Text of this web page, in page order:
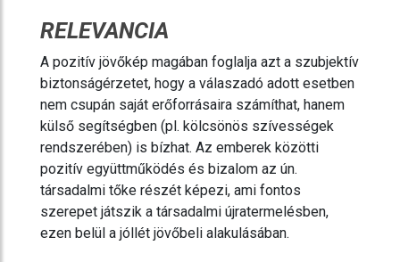
RELEVANCIA
A pozitív jövőkép magában foglalja azt a szubjektív
biztonságérzetet, hogy a válaszadó adott esetben
nem csupán saját erőforrásaira számíthat, hanem
külső segítségben (pl. kölcsönös szívességek
rendszerében) is bízhat. Az emberek közötti
pozitív együttműködés és bizalom az ún.
társadalmi tőke részét képezi, ami fontos
szerepet játszik a társadalmi újratermelésben,
ezen belül a jóllét jövőbeli alakulásában.